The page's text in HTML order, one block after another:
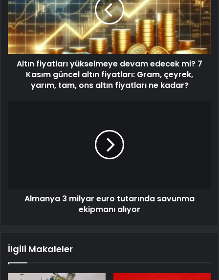
Altın fiyatları yükselmeye devam edecek mi? 7
Kasım güncel altın fiyatları: Gram, çeyrek,
yarım, tam, ons altın fiyatları ne kadar?
Almanya 3 milyar euro tutarında savunma
ekipmanı alıyor
İlgili Makaleler